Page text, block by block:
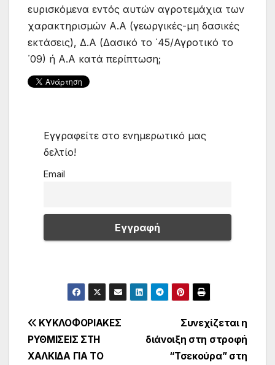
ευρισκόμενα εντός αυτών αγροτεμάχια των
χαρακτηρισμών Α.Α (γεωργικές-μη δασικές
εκτάσεις), Δ.Α (Δασικό το ΄45/Αγροτικό το
΄09) ή Α.Α κατά περίπτωση;
Εγγραφείτε στο ενημερωτικό μας
δελτίο!
Email
Πλοήγηση
άρθρων
Συνεχίζεται η
διάνοιξη στη στροφή
“Τσεκούρα” στη
ΚΥΚΛΟΦΟΡΙΑΚΕΣ
ΡΥΘΜΙΣΕΙΣ ΣΤΗ
ΧΑΛΚΙΔΑ ΓΙΑ ΤΟ